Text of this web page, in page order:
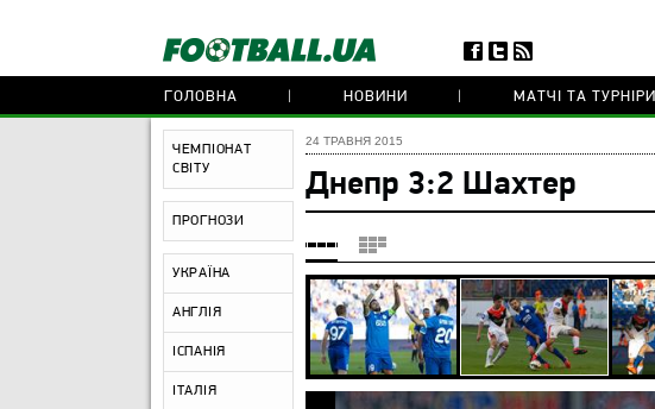
ГОЛОВНА НОВИНИ МАТЧІ ТА ТУРНІРИ
ЧЕМПІОНАТ
СВІТУ
ПРОГНОЗИ
УКРАЇНА
АНГЛІЯ
ІСПАНІЯ
ІТАЛІЯ
24 ТРАВНЯ 2015
Днепр 3:2 Шахтер